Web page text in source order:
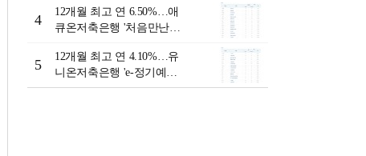
4
12개월 최고 연 6.50%…애
큐온저축은행 '처음만난적
리-8월 2주]
5
12개월 최고 연 4.10%…유
니온저축은행 'e-정기예
금'[이주의 저축은행 예금금